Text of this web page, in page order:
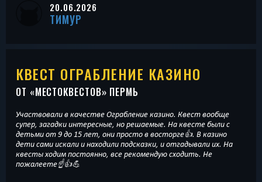
20.06.2026
ТИМУР
КВЕСТ ОГРАБЛЕНИЕ КАЗИНО
ОТ «МЕСТОКВЕСТОВ» ПЕРМЬ
Участвовали в качестве Ограбление казино. Квест вообще
супер, загадки интересные, но решаемые. На квесте были с
детьми от 9 до 15 лет, они просто в восторге👍. В казино
дети сами искали и находили подсказки, и отгадывали их. На
квесты ходим постоянно, все рекомендую сходить. Не
пожалеете☝️👍💪